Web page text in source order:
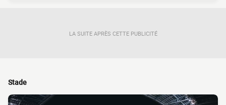
LA SUITE APRÈS CETTE PUBLICITÉ
Stade